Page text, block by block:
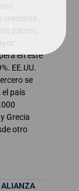
creciente
pacem,
en este
EE.UU.
se
el país
Grecia
otro
ALIANZA